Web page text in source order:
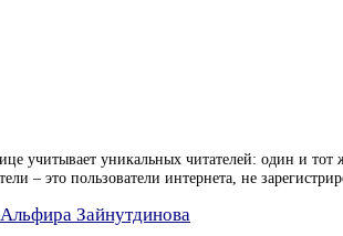
учитывает уникальных читателей: один и тот
– это пользователи интернета, не
Зайнутдинова